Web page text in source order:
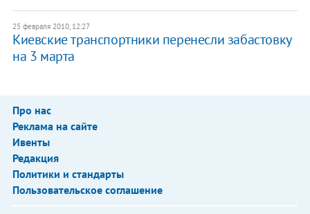
25 февраля 2010, 12:27
Киевские транспортники перенесли забастовку
на 3 марта
Про нас
Реклама на сайте
Ивенты
Редакция
Политики и стандарты
Пользовательское соглашение